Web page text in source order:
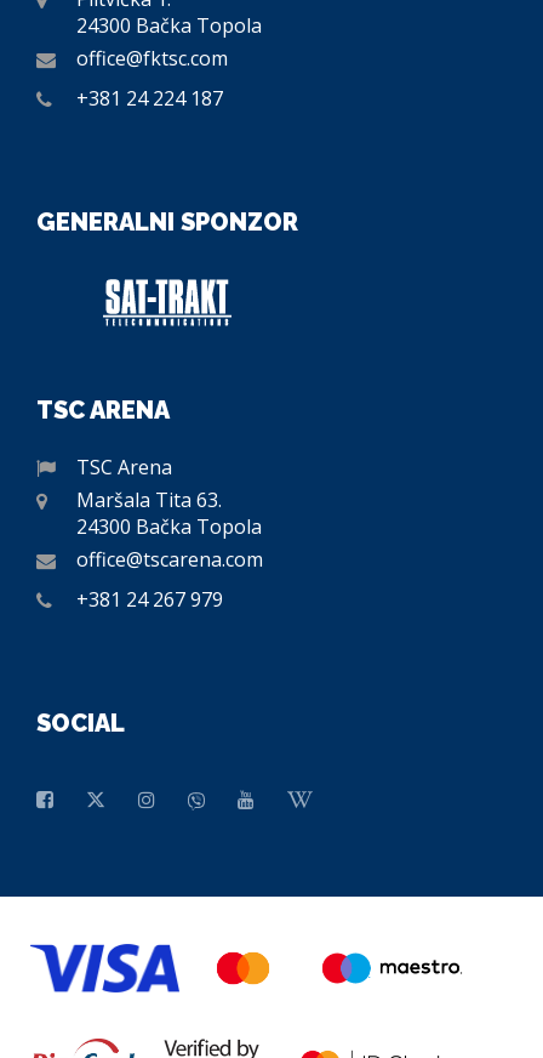
24300 Bačka Topola
office@fktsc.com
+381 24 224 187
GENERALNI SPONZOR
TSC ARENA
TSC Arena
Maršala Tita 63.
24300 Bačka Topola
office@tscarena.com
+381 24 267 979
SOCIAL